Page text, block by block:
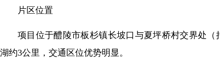
片区位置
项目位于醴陵市板杉镇长坡口与夏坪桥村交界处
湖约3公里，交通区位优势明显。